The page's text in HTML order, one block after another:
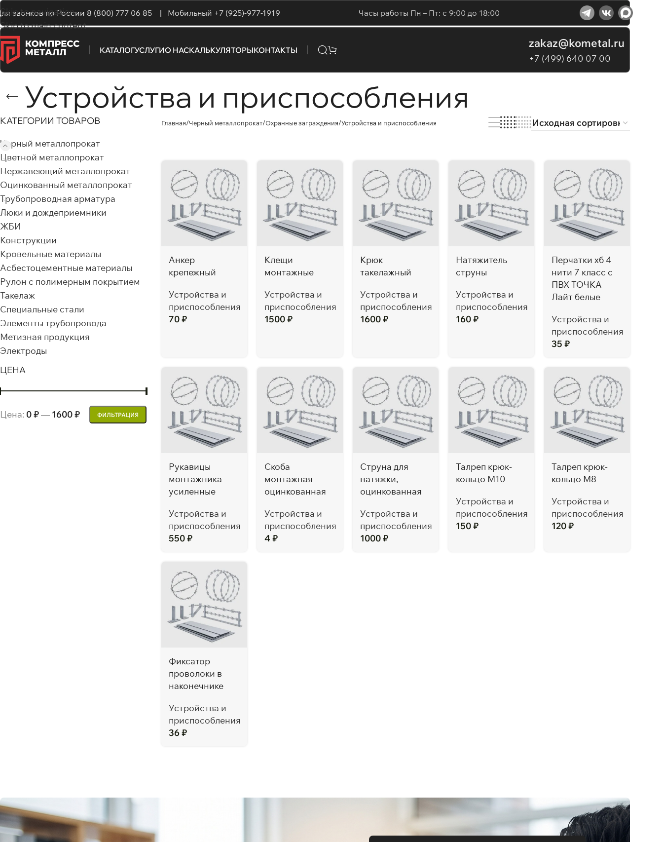
Skip to navigation
Skip to main content
звонков по России 8 (800) 777 06 85 | Мобильный +7 (925)-977-1919 Часы работы Пн – Пт: с 9:00 до 18:00
КАТАЛОГУСЛУГИО НАСКАЛЬКУЛЯТОРЫКОНТАКТЫ
zakaz@kometal.ru
+7 (499) 640 07 00
Устройства и приспособления
КАТЕГОРИИ ТОВАРОВ
Черный металлопрокат
Цветной металлопрокат
Нержавеющий металлопрокат
Оцинкованный металлопрокат
Трубопроводная арматура
Люки и дождеприемники
ЖБИ
Конструкции
Кровельные материалы
Асбестоцементные материалы
Рулон с полимерным покрытием
Такелаж
Специальные стали
Элементы трубопровода
Метизная продукция
Электроды
ЦЕНА
ФИЛЬТРАЦИЯ
Цена: 0 ₽— 1600 ₽
Главная Черный металлопрокат Охранные заграждения Устройства и приспособления
Анкер
крепежный
Устройства и
приспособления
70₽
Клещи
монтажные
Устройства и
приспособления
1500₽
Крюк
такелажный
Устройства и
приспособления
1600₽
Натяжитель
струны
Устройства и
приспособления
160₽
Перчатки хб 4
нити 7 класс с
ПВХ ТОЧКА
Лайт белые
Устройства и
приспособления
35 ₽
Рукавицы
монтажника
усиленные
Устройства и
приспособления
550₽
Скоба
монтажная
оцинкованная
Устройства и
приспособления
4 ₽
Струна для
натяжки,
оцинкованная
Устройства и
приспособления
1000₽
Талреп крюк-
кольцо М10
Устройства и
приспособления
150₽
Талреп крюк-
кольцо М8
Устройства и
приспособления
120₽
Фиксатор
проволоки в
наконечнике
Устройства и
приспособления
36₽